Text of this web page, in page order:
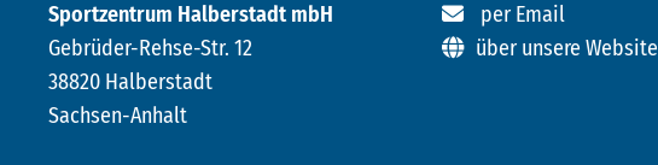
Sportzentrum Halberstadt mbH
Gebrüder-Rehse-Str. 12
38820 Halberstadt
Sachsen-Anhalt
per Email
über unsere Website